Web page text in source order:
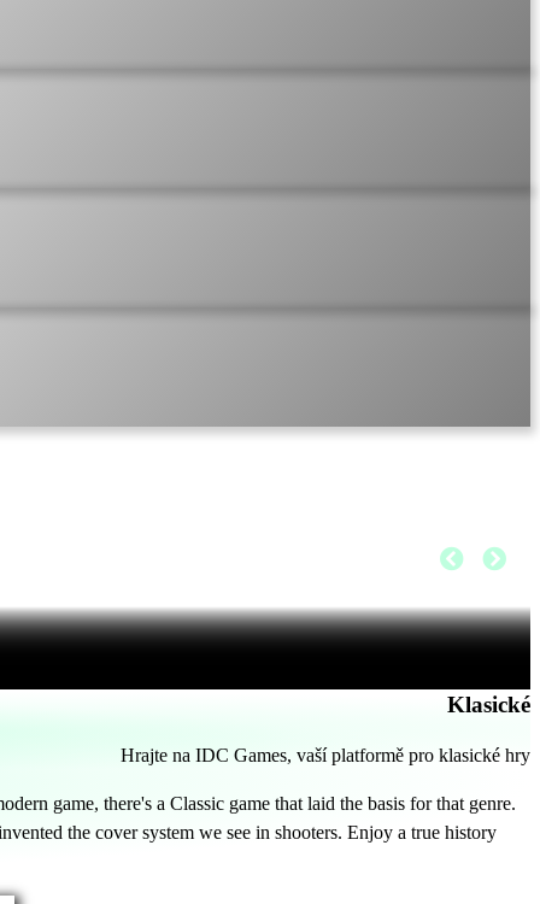
Klasické
Hrajte na IDC Games, vaší platformě pro klasické hry
game, there's a Classic game that laid the basis for that genre.
the cover system we see in shooters. Enjoy a true history